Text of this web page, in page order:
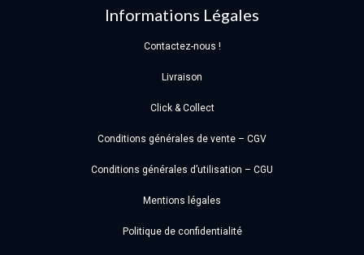
Informations Légales
Contactez-nous !
Livraison
Click & Collect
Conditions générales de vente – CGV
Conditions générales d’utilisation – CGU
Mentions légales
Politique de confidentialité